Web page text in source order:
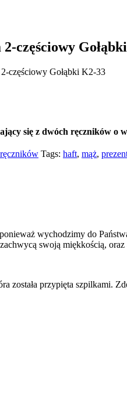
częściowy
częściowy Gołąbki K2-33
się z dwóch ręczników o
Tags: haft, mąż,
wychodzimy do
swoją miękkością,
została przypięta szpilkami.